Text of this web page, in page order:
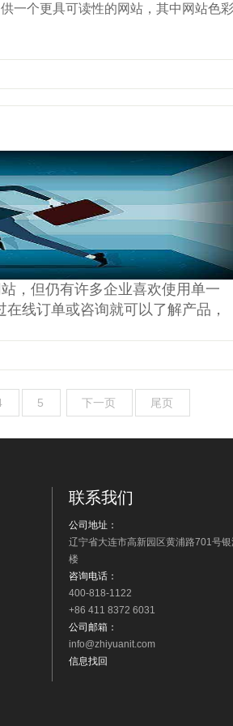
一个更具可读性的网站，其中网站色
，但仍有许多企业喜欢使用单一
线订单或咨询就可以了解产品，
5 下一页 尾页
联系我们
公司地址：
辽宁省大连市高新园区黄浦路701号
楼
咨询电话：
400-818-1122
+86 411 8372 6031
公司邮箱：
info@zhiyuanit.com
信息找回